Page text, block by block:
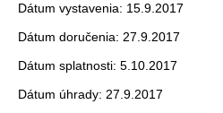
Dátum vystavenia: 15.9.2017
Dátum doručenia: 27.9.2017
Dátum splatnosti: 5.10.2017
Dátum úhrady: 27.9.2017